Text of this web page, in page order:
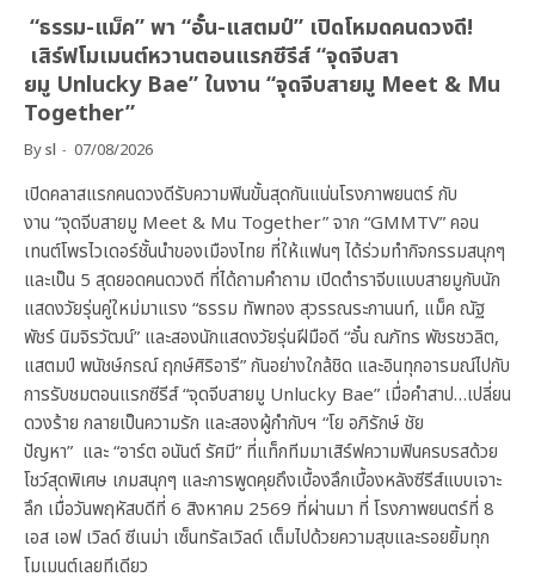
“ธรรม-แม็ค” พา “อั๋น-แสตมป์” เปิดโหมดคนดวงดี!
เสิร์ฟโมเมนต์หวานตอนแรกซีรีส์ “จุดจีบสา
ยมู Unlucky Bae” ในงาน “จุดจีบสายมู Meet & Mu
Together”
Bysl 07/08/2026
เปิดคลาสแรกคนดวงดีรับความฟินขั้นสุดกันแน่นโรงภาพยนตร์ กับ
งาน “จุดจีบสายมู Meet & Mu Together” จาก “GMMTV” คอน
เทนต์โพรไวเดอร์ชั้นนำของเมืองไทย ที่ให้แฟนๆ ได้ร่วมทำกิจกรรมสนุกๆ
และเป็น 5 สุดยอดคนดวงดี ที่ได้ถามคำถาม เปิดตำราจีบแบบสายมูกับนัก
แสดงวัยรุ่นคู่ใหม่มาแรง “ธรรม ทัพทอง สุวรรณระกานนท์, แม็ค ณัฐ
พัชร์ นิมจิรวัฒน์” และสองนักแสดงวัยรุ่นฝีมือดี “อั๋น ณภัทร พัชรชวลิต,
แสตมป์ พนัชษ์กรณ์ ฤกษ์ศิริอารี” กันอย่างใกล้ชิด และอินทุกอารมณ์ไปกับ
การรับชมตอนแรกซีรีส์ “จุดจีบสายมู Unlucky Bae” เมื่อคำสาป…เปลี่ยน
ดวงร้าย กลายเป็นความรัก และสองผู้กำกับฯ “โย อภิรักษ์ ชัย
ปัญหา” และ “อาร์ต อนันต์ รัศมี” ที่แท็กทีมมาเสิร์ฟความฟินครบรสด้วย
โชว์สุดพิเศษ เกมสนุกๆ และการพูดคุยถึงเบื้องลึกเบื้องหลังซีรีส์แบบเจาะ
ลึก เมื่อวันพฤหัสบดีที่ 6 สิงหาคม 2569 ที่ผ่านมา ที่ โรงภาพยนตร์ที่ 8
เอส เอฟ เวิลด์ ซีเนม่า เซ็นทรัลเวิลด์ เต็มไปด้วยความสุขและรอยยิ้มทุก
โมเมนต์เลยทีเดียว